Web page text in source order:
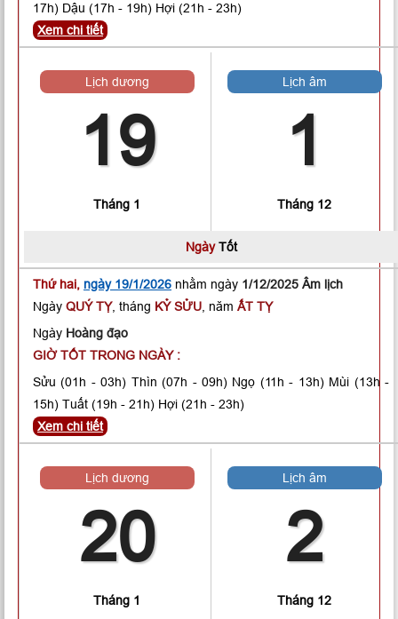
17h) Dậu (17h - 19h) Hợi (21h - 23h)
Xem chi tiết
Lịch dương
19
Tháng 1
Lịch âm
1
Tháng 12
NgàyTốt
Thứ hai, ngày 19/1/2026 nhằm ngày 1/12/2025 Âm lịch
Ngày QUÝ TỴ, tháng KỶ SỬU , năm ẤT TỴ
Ngày Hoàng đạo
GIỜ TỐT TRONG NGÀY :
Sửu (01h - 03h) Thìn (07h - 09h) Ngọ (11h - 13h) Mùi (13h -
15h) Tuất (19h - 21h) Hợi (21h - 23h)
Xem chi tiết
Lịch dương
20
Tháng 1
Lịch âm
2
Tháng 12